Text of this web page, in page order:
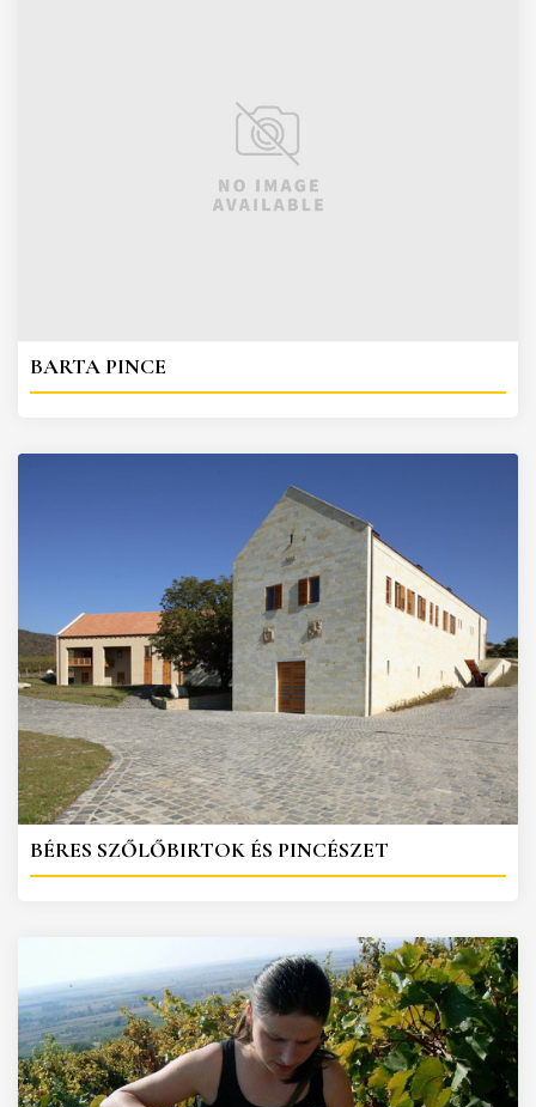
BARTA PINCE
BÉRES SZŐLŐBIRTOK ÉS PINCÉSZET